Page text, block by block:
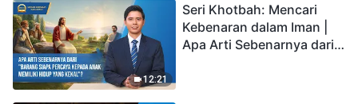
12:21
Seri Khotbah: Mencari
Kebenaran dalam Iman |
Apa Arti Sebenarnya dari